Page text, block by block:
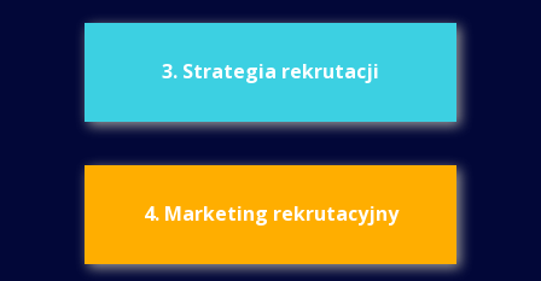
3. Strategia rekrutacji
4. Marketing rekrutacyjny